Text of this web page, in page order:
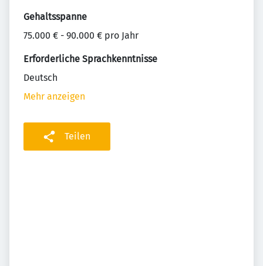
Gehaltsspanne
75.000 € - 90.000 € pro Jahr
Erforderliche Sprachkenntnisse
Deutsch
Mehr anzeigen
Teilen